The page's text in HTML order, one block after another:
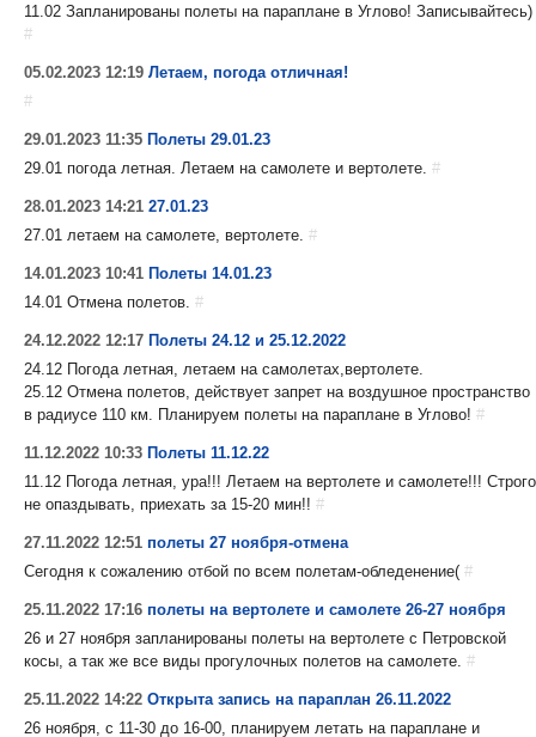
11.02 Запланированы полеты на параплане в Углово! Записывайтесь)
#
05.02.2023 12:19 Летаем, погода отличная!
#
29.01.2023 11:35 Полеты 29.01.23
29.01 погода летная. Летаем на самолете и вертолете. #
28.01.2023 14:21 27.01.23
27.01 летаем на самолете, вертолете. #
14.01.2023 10:41 Полеты 14.01.23
14.01 Отмена полетов. #
24.12.2022 12:17 Полеты 24.12 и 25.12.2022
24.12 Погода летная, летаем на самолетах,вертолете.
25.12 Отмена полетов, действует запрет на воздушное пространство
в радиусе 110 км. Планируем полеты на параплане в Углово! #
11.12.2022 10:33 Полеты 11.12.22
11.12 Погода летная, ура!!! Летаем на вертолете и самолете!!! Строго
не опаздывать, приехать за 15-20 мин!! #
27.11.2022 12:51 полеты 27 ноября-отмена
Сегодня к сожалению отбой по всем полетам-обледенение( #
25.11.2022 17:16 полеты на вертолете и самолете 26-27 ноября
26 и 27 ноября запланированы полеты на вертолете с Петровской
косы, а так же все виды прогулочных полетов на самолете. #
25.11.2022 14:22 Открыта запись на параплан 26.11.2022
26 ноября, с 11-30 до 16-00, планируем летать на параплане и